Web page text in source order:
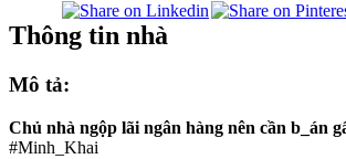
Thông tin nhà
Mô tả:
Chủ nhà ngộp lãi ngân hàng nên cần b_án
#Minh_Khai